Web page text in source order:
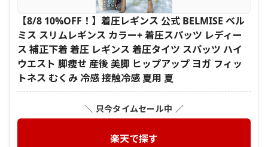
【8/8 10%OFF！】着圧レギンス 公式 BELMISE ベル
ミス スリムレギンス カラー+ 着圧スパッツ レディー
ス 補正下着 着圧 レギンス 着圧タイツ スパッツ ハイ
ウエスト 脚痩せ 産後 美脚 ヒップアップ ヨガ フィッ
トネス むくみ 冷感 接触冷感 夏用 夏
＼ 只今タイムセール中 ／
楽天で探す